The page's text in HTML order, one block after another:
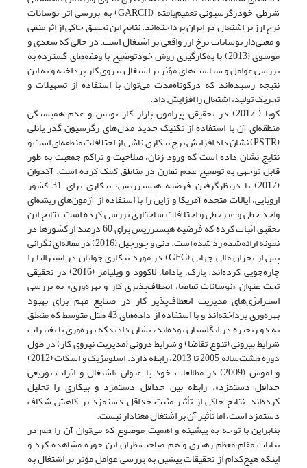
شرطی خودرگرسیونی تعمیم‌یافته (GARCH) به بررسی اثر نوسانات
نرخ ارز بر اشتغال در ایران پرداخته‌اند. نتایج این تحقیق حاکی از اثر منفی
و معنی‌دار نوسانات نرخ ارز واقعی بر اشتغال است. در حالی که سعدی و
موسوی (2013) با به‌کارگیری روش خود‌توضیح با وقفه‌های گسترده به
بررسی عوامل و سیاست‌های مؤثر بر اشتغال نیروی کار پرداخته و به این
نتیجه رسیده‌اند که درکوتاه‌مدت می‌توان با استفاده از تسهیلات و
تحریک تولید، اشتغال را افزایش داد.
کوبا ( 2017) در تحقیقی پیرامون بازار کار تونس و عدم همبستگی
منطقه‌ای آن با استفاده از تکنیک جدید مدل‌های رگرسیون گذر پانلی
(PSTR) نشان داد افزایش نرخ بیکاری ناشی از اختلافات منطقه‌ای است و
نتایج نشان داده است که ورود زنان، صلاحیت و تراکم جمعیت به طور
قابل توجهی به توضیح عدم تقارن در مناطق کمک کرده است. آکدوان
(2017) با درنظرگرفتن فرضیه هیسترزیس، بیکاری برای 31 کشور
اروپایی، ایالات متحده آمریکا و ژاپن را با استفاده از آزمون‌های ریشه‌ای
واحد خطی و غیر‌خطی و اختلافات ساختاری بررسی کرده است. نتایج این
تحقیق اثبات کرده که فرضیه هیسترزیس برای 60 درصد از کشورها در
نمونه ارائه‌شده رد شده است. دنی و چورچیل (2016) در مقاله‌ای نگرانی
پس از بحران مالی جهانی (GFC) در مورد بیکاری جوانان در استرالیا را
چاره‌جویی کرده‌اند. پارک، یاداما، لاکوود و ویلیامز (2016) در تحقیقی
تحت عنوان «نوسانات تقاضا، انعطاف‌پذیری کار و بهره‌وری» به بررسی
استراتژی‌های مدیریت انعطاف‌پذیر کار در صنایع مهم برای بهبود
بهره‌‍‌وری پرداخته‌اند و با استفاده از داده‌های 43 هتل متوسط که متعلق
به دو زنجیره در انگلستان بوده‌اند، نشان دادندکه بهره‌وری با تغییرات
شرایط بیرونی (تنوع تقاضا) و شرایط درونی (مدیریت نیروی کار) در طول
دوره هشت‌ساله 2005 تا 2013، رابطه دارد. اسلومژیک و اسکات (2012)
و لموس (2009) در مطالعات خود با عنوان «اشتغال و اثرات توریعی
حداقل دستمزد»، رابطه بین حداقل دستمزد و بیکاری را تحلیل
کرده‌اند. نتایج حاکی از تأثیر مثبت حداقل دستمزد بر کاهش شکاف
دستمزد است، اما تأثیر آن بر اشتغال معنادار نیست.
بنابراین با توجه به پیشینه و اهمیت موضوع که می‌توان آن را هم در
بیانات مقام معظم رهبری و هم صاحب‌نظران این حوزه مشاهده کرد و
اینکه هیچ‌کدام از تحقیقات پیشین به بررسی عوامل مؤثر بر اشتغال به